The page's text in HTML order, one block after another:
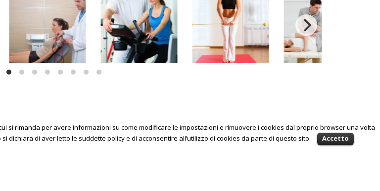
si rimanda per avere informazioni su come modificare le impostazioni e rimuovere i cookies dal proprio browser una volta
di aver letto le suddette policy e di acconsentire all’utilizzo di cookies da parte di questo sito.
Accetto